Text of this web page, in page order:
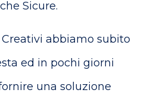
Sicure.
abbiamo subito
ed in pochi giorni
una soluzione